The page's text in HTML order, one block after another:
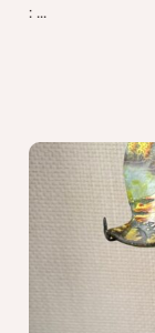
: ...